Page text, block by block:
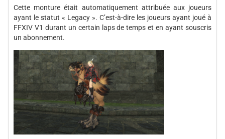
Cette monture était automatiquement attribuée aux joueurs
ayant le statut « Legacy ». C’est-à-dire les joueurs ayant joué à
FFXIV V1 durant un certain laps de temps et en ayant souscris
un abonnement.